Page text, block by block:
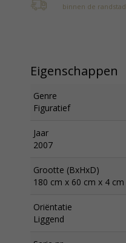
binnen de randstad
Eigenschappen
Genre
Figuratief
Jaar
2007
Grootte (BxHxD)
180 cm x 60 cm x 4 cm
Oriëntatie
Liggend